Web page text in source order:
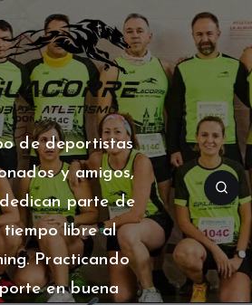
de deportistas
y amigos,
parte de
tiempo libre al
Practicando
en buena